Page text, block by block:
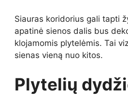
Siauras koridorius gali tapti
apatinė sienos dalis bus
klojamomis plytelėmis. Tai
sienas vieną nuo kitos.
Plytelių